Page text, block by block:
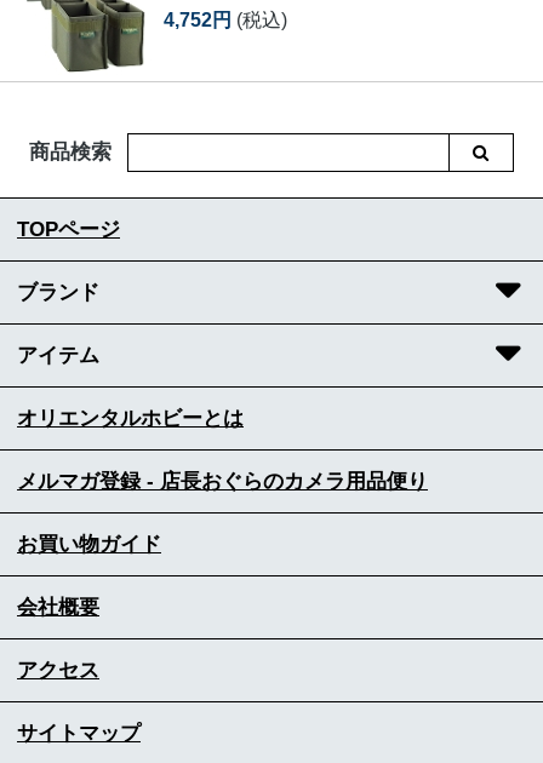
4,752円 (税込)
商品検索
TOPページ
ブランド
アイテム
オリエンタルホビーとは
メルマガ登録 - 店長おぐらのカメラ用品便り
お買い物ガイド
会社概要
アクセス
サイトマップ